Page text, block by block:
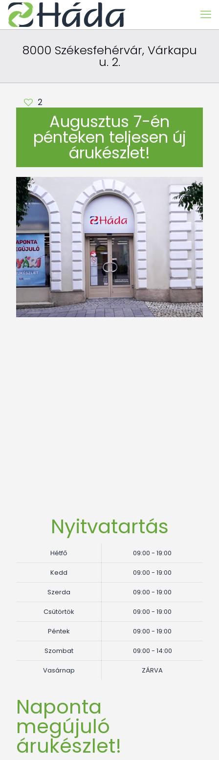
8000 Székesfehérvár, Várkapu
u. 2.
2
Augusztus 7-én
pénteken teljesen új
árukészlet!
Nyitvatartás
Hétfő 09:00 - 19:00
Kedd 09:00 - 19:00
Szerda 09:00 - 19:00
Csütörtök 09:00 - 19:00
Péntek 09:00 - 19:00
Szombat 09:00 - 14:00
Vasárnap ZÁRVA
Naponta
megújuló
árukészlet!